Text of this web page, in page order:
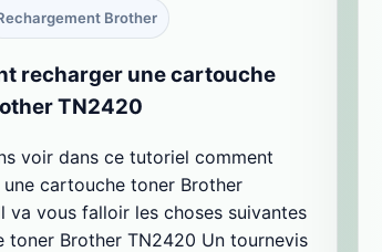
Brother
recharger une cartouche
TN2420
voir dans ce tutoriel comment
une cartouche toner Brother
va vous falloir les choses suivantes
toner Brother TN2420 Un tournevis